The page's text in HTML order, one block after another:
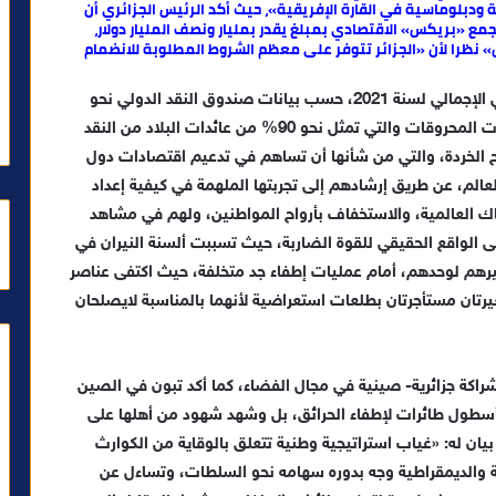
في القارة الإفريقية»، حيث أكد الرئيس الجزائري أن
الاقتصادي بمبلغ يقدر بمليار ونصف المليار دولار،
لأن «الجزائر تتوفر على معظم الشروط المطلوبة للانضمام
نعم إن الجزائر «القوة الضاربة»، والتي يبلغ ناتجها الداخلي الإجمالي لسنة 2021، حسب بيانات صندوق النقد الدولي نحو
164 مليار دولار، حيث يعتمد اقتصادها أساسا على إيرادات المحروقات والتي تمثل نحو 90% من عائدات البلاد من النقد
الخردة، والتي من شأنها أن تساهم في تدعيم اقتصادات دول
عن طريق إرشادهم إلى تجربتها الملهمة في كيفية إعداد
العالمية، والاستخفاف بأرواح المواطنين، ولهم في مشاهد
الواقع الحقيقي للقوة الضاربة، حيث تسببت ألسنة النيران في
لوحدهم، أمام عمليات إطفاء جد متخلفة، حيث اكتفى عناصر
مستأجرتان بطلعات استعراضية لأنهما بالمناسبة لايصلحان
شراكة جزائرية- صينية في مجال الفضاء، كما أكد تبون في الصين
طائرات لإطفاء الحرائق، بل وشهد شهود من أهلها على
له: «غياب استراتيجية وطنية تتعلق بالوقاية من الكوارث
والديمقراطية وجه بدوره سهامه نحو السلطات، وتساءل عن